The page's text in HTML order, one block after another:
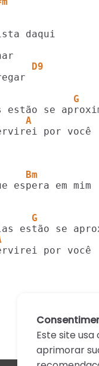
D9
G
A
por você
Bm
G
A
por você
Este site
aprimorar